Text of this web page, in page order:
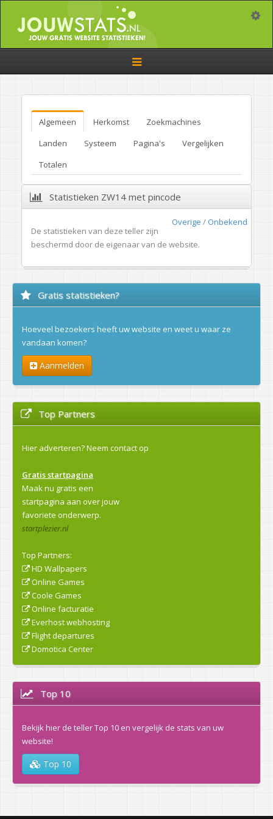
Toggle
navigation
Algemeen Herkomst
Zoekmachines
Landen
Systeem Pagina's
Vergelijken
Totalen
Statistieken ZW14 met pincode
Overige / Onbekend
De statistieken van deze teller zijn
beschermd door de eigenaar van de website.
Gratis statistieken?
Hoeveel bezoekers heeft uw website en weet u waar ze
vandaan komen?
Aanmelden
Top Partners
Hier adverteren?Neem contact op
Gratis startpagina
Maak nu gratis een
startpagina aan over jouw
favoriete onderwerp.
startplezier.nl
Top Partners:
HD Wallpapers
Online Games
Coole Games
Online facturatie
Everhost webhosting
Flight departures
Domotica Center
Top 10
Bekijk hier de teller Top 10 en vergelijk de stats van uw
website!
Top 10